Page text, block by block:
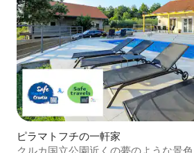
ピラマトフチの一軒家